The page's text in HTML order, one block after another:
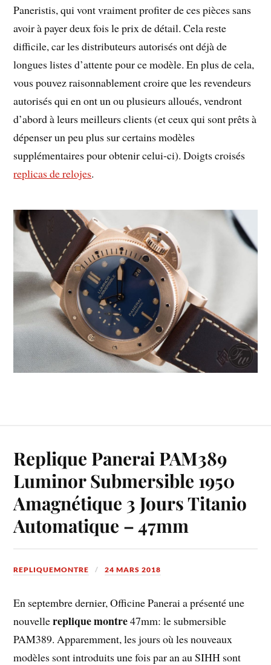
Paneristis, qui vont vraiment profiter de ces pièces sans
avoir à payer deux fois le prix de détail. Cela reste
difficile, car les distributeurs autorisés ont déjà de
longues listes d’attente pour ce modèle. En plus de cela,
vous pouvez raisonnablement croire que les revendeurs
autorisés qui en ont un ou plusieurs alloués, vendront
d’abord à leurs meilleurs clients (et ceux qui sont prêts à
dépenser un peu plus sur certains modèles
supplémentaires pour obtenir celui-ci). Doigts croisés
replicas de relojes.
Replique Panerai PAM389
Luminor Submersible 1950
Amagnétique 3 Jours Titanio
Automatique – 47mm
REPLIQUEMONTRE 24 MARS 2018
En septembre dernier, Officine Panerai a présenté une
nouvellereplique montre47mm: le submersible
PAM389. Apparemment, les jours où les nouveaux
modèles sont introduits une fois par an au SIHH sont